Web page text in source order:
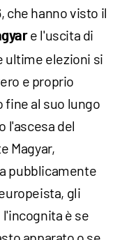
che hanno visto il
e l'uscita di
ultime elezioni si
e proprio
fine al suo lungo
l'ascesa del
Magyar,
pubblicamente
gli
è se